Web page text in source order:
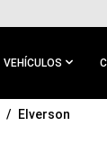
VEHÍCULOS
Elverson